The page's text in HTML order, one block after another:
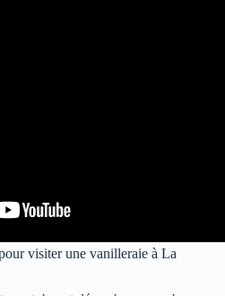
visiter une vanilleraie à La